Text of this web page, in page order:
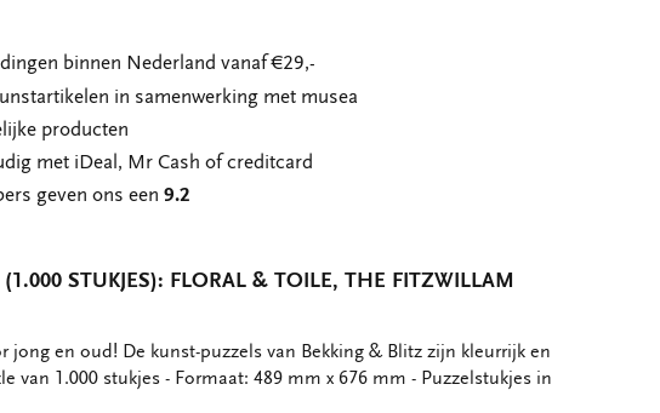
binnen Nederland vanaf €29,-
in samenwerking met musea
producten
met iDeal, Mr Cash of creditcard
geven ons een9.2
STUKJES): FLORAL & TOILE, THE FITZWILLAM
jong en oud! De kunst-puzzels van Bekking & Blitz zijn kleurrijk en
van 1.000 stukjes - Formaat: 489 mm x 676 mm - Puzzelstukjes in